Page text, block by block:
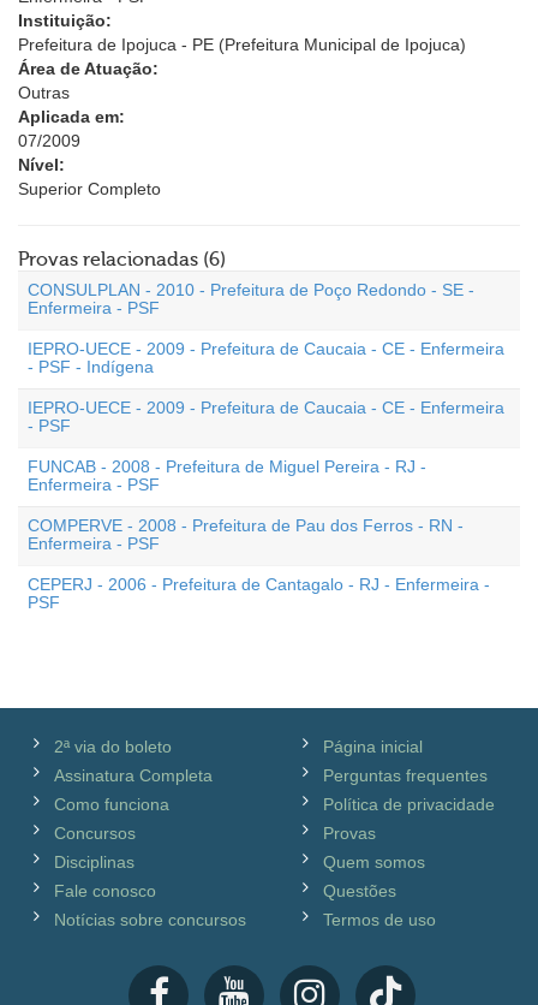
Instituição:
Prefeitura de Ipojuca - PE (Prefeitura Municipal de Ipojuca)
Área de Atuação:
Outras
Aplicada em:
07/2009
Nível:
Superior Completo
Provas relacionadas (6)
CONSULPLAN - 2010 - Prefeitura de Poço Redondo - SE -
Enfermeira - PSF
IEPRO-UECE - 2009 - Prefeitura de Caucaia - CE - Enfermeira
- PSF - Indígena
IEPRO-UECE - 2009 - Prefeitura de Caucaia - CE - Enfermeira
- PSF
FUNCAB - 2008 - Prefeitura de Miguel Pereira - RJ -
Enfermeira - PSF
COMPERVE - 2008 - Prefeitura de Pau dos Ferros - RN -
Enfermeira - PSF
CEPERJ - 2006 - Prefeitura de Cantagalo - RJ - Enfermeira -
PSF
2ª via do boleto
Assinatura Completa
Como funciona
Concursos
Disciplinas
Fale conosco
Notícias sobre concursos
Página inicial
Perguntas frequentes
Política de privacidade
Provas
Quem somos
Questões
Termos de uso